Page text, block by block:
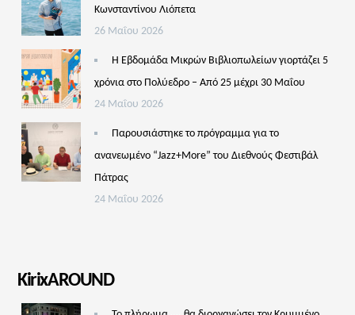
Κωνσταντίνου Λιόπετα
26 Μαΐου 2026
Η Εβδομάδα Μικρών Βιβλιοπωλείων γιορτάζει 5
χρόνια στο Πολύεδρο – Από 25 μέχρι 30 Μαΐου
24 Μαΐου 2026
Παρουσιάστηκε το πρόγραμμα για το
ανανεωμένο “Jazz+More” του Διεθνούς Φεστιβάλ
Πάτρας
24 Μαΐου 2026
KirixAROUND